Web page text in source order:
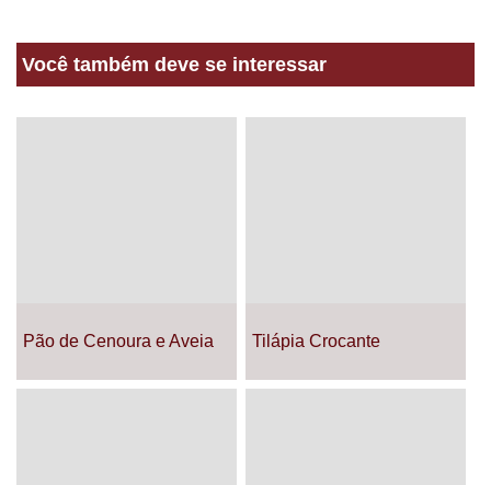
Você também deve se interessar
Pão de Cenoura e Aveia Tilápia Crocante